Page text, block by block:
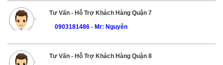
Tư Vấn - Hỗ Trợ Khách Hàng Quận 7
0903181486- Mr: Nguyên
Tư Vấn - Hỗ Trợ Khách Hàng Quận 8